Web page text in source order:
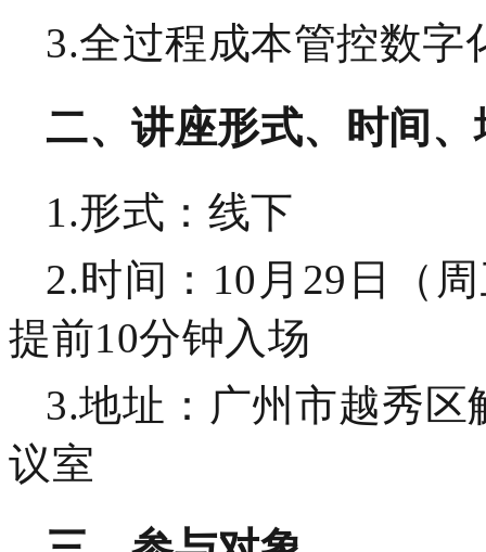
3.全过程成本管控数字
二、讲座形式、时间
1.形式：线下
2.时间： 10 月 29 日（周
提前10分钟入场
3.地址：广州市越秀区
议室